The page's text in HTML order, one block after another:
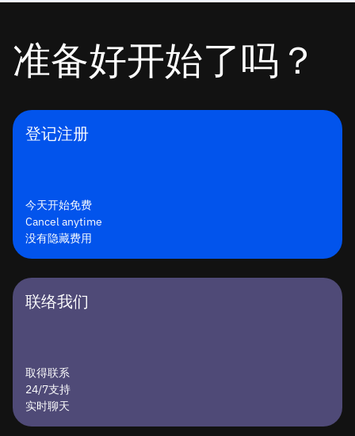
准备好开始了吗？
登记注册
今天开始免费
Cancel anytime
没有隐藏费用
联络我们
取得联系
24/7支持
实时聊天